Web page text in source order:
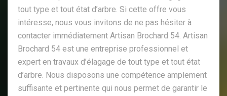
tout type et tout état d’arbre. Si cette offre vous
intéresse, nous vous invitons de ne pas hésiter à
contacter immédiatement Artisan Brochard 54. Artisan
Brochard 54 est une entreprise professionnel et
expert en travaux d’élagage de tout type et tout état
d’arbre. Nous disposons une compétence amplement
suffisante et pertinente qui nous permet de garantir le